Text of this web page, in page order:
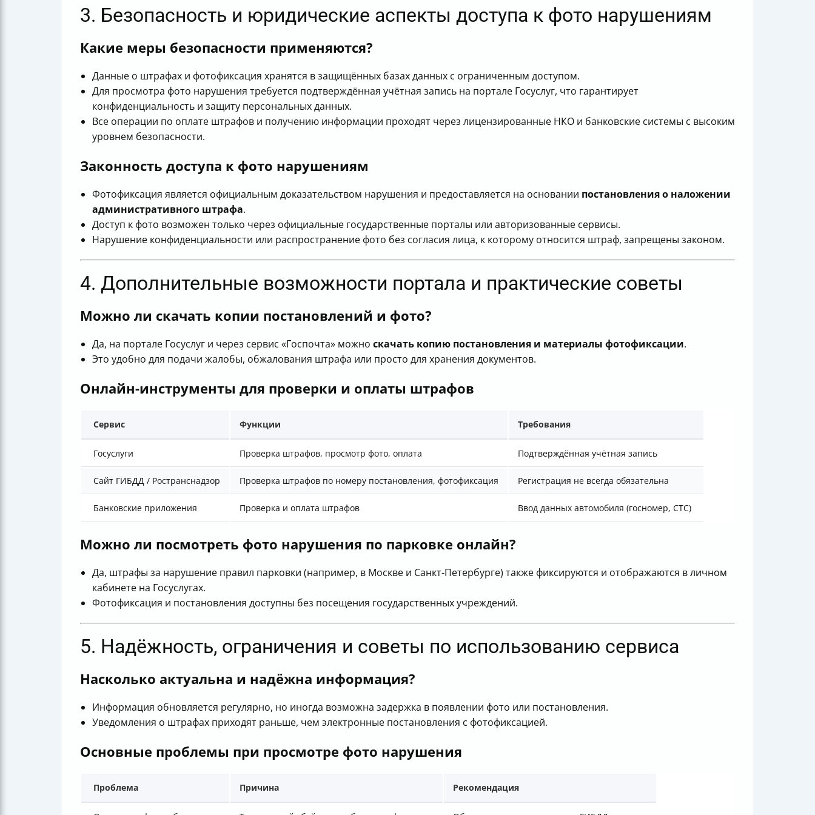
3. Безопасность и юридические аспекты доступа к фото нарушениям
Какие меры безопасности применяются?
Данные о штрафах и фотофиксация хранятся в защищённых базах данных с ограниченным доступом.
Для просмотра фото нарушения требуется подтверждённая учётная запись на портале Госуслуг, что гарантирует
конфиденциальность и защиту персональных данных.
Все операции по оплате штрафов и получению информации проходят через лицензированные НКО и банковские системы с высоким
уровнем безопасности.
Законность доступа к фото нарушениям
Фотофиксация является официальным доказательством нарушения и предоставляется на основании постановления о наложении
административного штрафа.
Доступ к фото возможен только через официальные государственные порталы или авторизованные сервисы.
Нарушение конфиденциальности или распространение фото без согласия лица, к которому относится штраф, запрещены законом.
4. Дополнительные возможности портала и практические советы
Можно ли скачать копии постановлений и фото?
Да, на портале Госуслуг и через сервис «Госпочта» можно скачать копию постановления и материалы фотофиксации.
Это удобно для подачи жалобы, обжалования штрафа или просто для хранения документов.
Онлайн-инструменты для проверки и оплаты штрафов
Сервис Функции Требования
Госуслуги Проверка штрафов, просмотр фото, оплата Подтверждённая учётная запись
Сайт ГИБДД / Ространснадзор Проверка штрафов по номеру постановления, фотофиксация Регистрация не всегда обязательна
Банковские приложения Проверка и оплата штрафов Ввод данных автомобиля (госномер, СТС)
Можно ли посмотреть фото нарушения по парковке онлайн?
Да, штрафы за нарушение правил парковки (например, в Москве и Санкт-Петербурге) также фиксируются и отображаются в личном
кабинете на Госуслугах.
Фотофиксация и постановления доступны без посещения государственных учреждений.
5. Надёжность, ограничения и советы по использованию сервиса
Насколько актуальна и надёжна информация?
Информация обновляется регулярно, но иногда возможна задержка в появлении фото или постановления.
Уведомления о штрафах приходят раньше, чем электронные постановления с фотофиксацией.
Основные проблемы при просмотре фото нарушения
Проблема Причина Рекомендация